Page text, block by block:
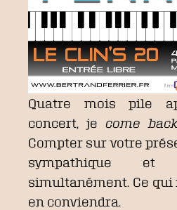
Quatre mois pile
concert, je come back
Compter sur votre
sympathique
simultanément. Ce qui
en conviendra.